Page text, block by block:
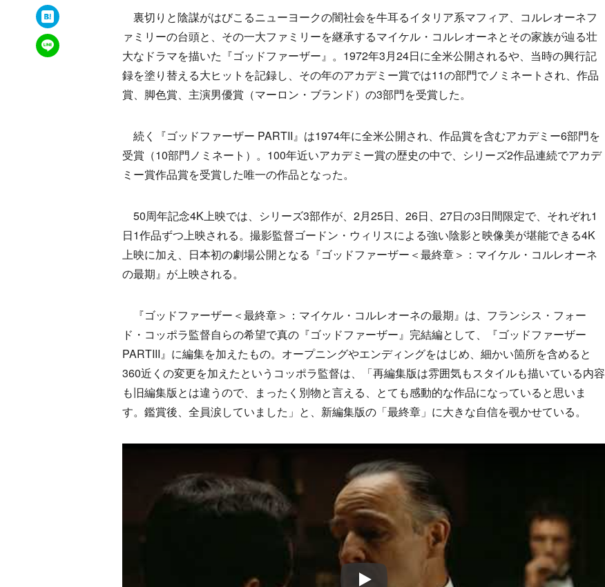
はてなブックマーク
LINEで送る
裏切りと陰謀がはびこるニューヨークの闇社会を牛耳るイタリア系マフィア、コルレオーネフ
ァミリーの台頭と、その一大ファミリーを継承するマイケル・コルレオーネとその家族が辿る壮
大なドラマを描いた『ゴッドファーザー』。1972年3月24日に全米公開されるや、当時の興行記
録を塗り替える大ヒットを記録し、その年のアカデミー賞では11の部門でノミネートされ、作品
賞、脚色賞、主演男優賞（マーロン・ブランド）の3部門を受賞した。
続く『ゴッドファーザー PARTII』は1974年に全米公開され、作品賞を含むアカデミー6部門を
受賞（10部門ノミネート）。100年近いアカデミー賞の歴史の中で、シリーズ2作品連続でアカデ
ミー賞作品賞を受賞した唯一の作品となった。
50周年記念4K上映では、シリーズ3部作が、2月25日、26日、27日の3日間限定で、それぞれ1
日1作品ずつ上映される。撮影監督ゴードン・ウィリスによる強い陰影と映像美が堪能できる4K
上映に加え、日本初の劇場公開となる『ゴッドファーザー＜最終章＞：マイケル・コルレオーネ
の最期』が上映される。
『ゴッドファーザー＜最終章＞：マイケル・コルレオーネの最期』は、フランシス・フォー
ド・コッポラ監督自らの希望で真の『ゴッドファーザー』完結編として、『ゴッドファーザー
PARTIII』に編集を加えたもの。オープニングやエンディングをはじめ、細かい箇所を含めると
360近くの変更を加えたというコッポラ監督は、「再編集版は雰囲気もスタイルも描いている内容
も旧編集版とは違うので、まったく別物と言える、とても感動的な作品になっていると思いま
す。鑑賞後、全員涙していました」と、新編集版の「最終章」に大きな自信を覗かせている。